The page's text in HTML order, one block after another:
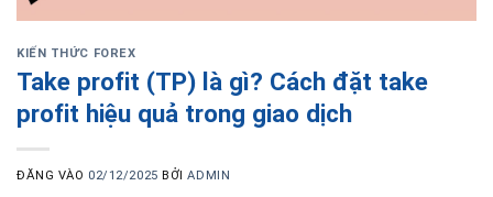
KIẾN THỨC FOREX
Take profit (TP) là gì? Cách đặt take
profit hiệu quả trong giao dịch
ĐĂNG VÀO 02/12/2025 BỞIADMIN